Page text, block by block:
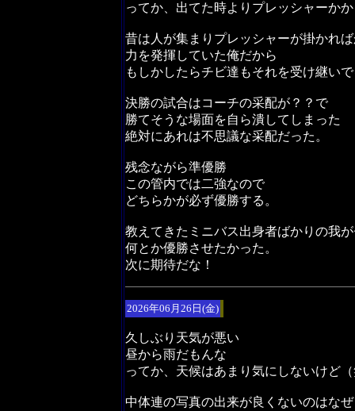
ってか、出てた時よりプレッシャーか
昔は人が集まりプレッシャーが掛かれ
力を発揮していた俺だから
もしかしたらチビ達もそれを受け継い
決勝の試合はコーチの采配が？？で
勝てそうな場面を自ら潰してしまった
絶対にあれは不思議な采配だった。
残念ながら準優勝
この管内では二強なので
どちらかが必ず優勝する。
教えてきたミニバス出身者ばかりの我
何とか優勝させたかった。
次に期待だな！
2026年06月26日(金)
久しぶり天気が悪い
昼から雨だもんな
ってか、天候はあまり気にしないけど
中体連の写真の出来が良くないのはな